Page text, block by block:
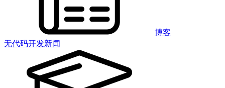
博客
无代码开发新闻